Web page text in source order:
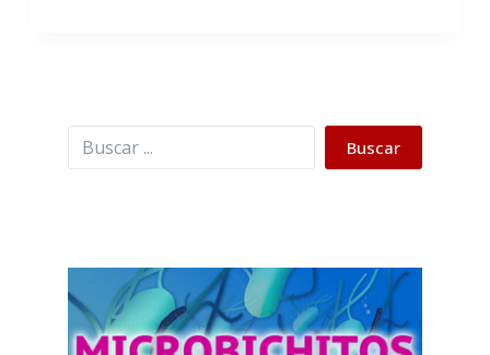
Buscar Buscar